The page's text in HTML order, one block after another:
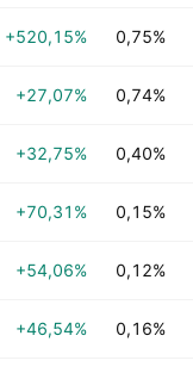
+520,15% 0,75%
+27,07% 0,74%
+32,75% 0,40%
+70,31% 0,15%
+54,06% 0,12%
+46,54% 0,16%